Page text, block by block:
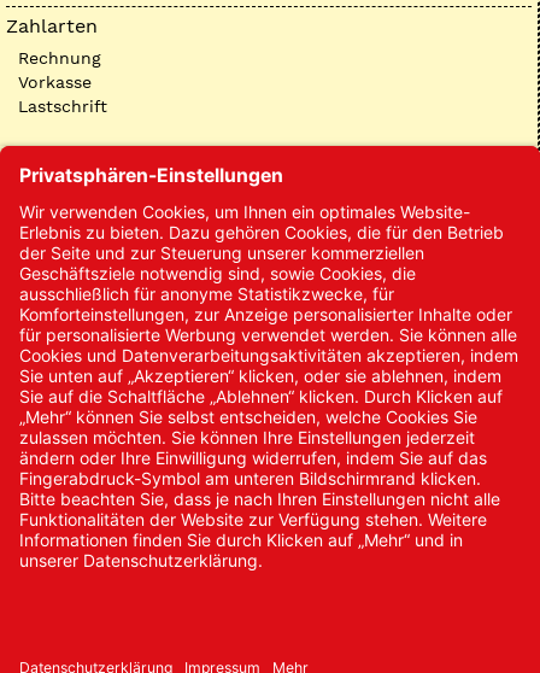
Zahlarten
Rechnung
Vorkasse
Lastschrift
Kontakt
Kontakt/Anfrage
Neukundenanmeldung
Kennwort vergessen
Bestellungen
Sendung verfolgen